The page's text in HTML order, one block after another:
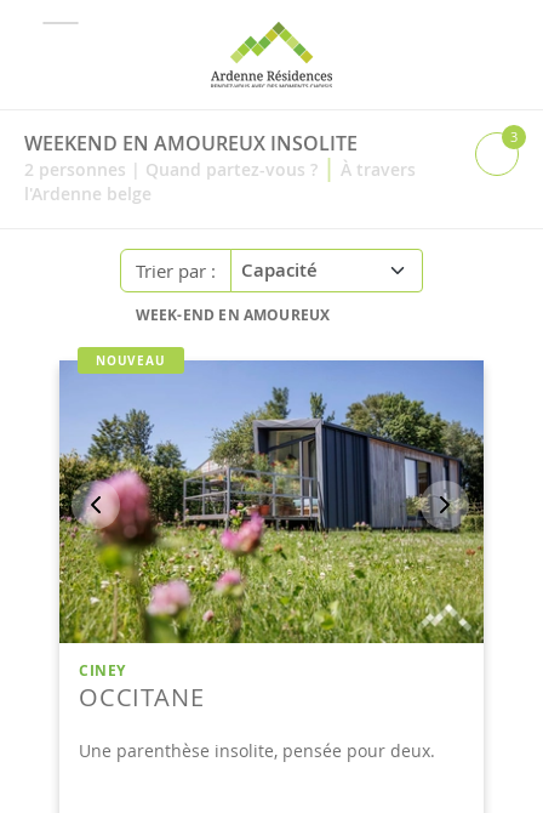
WEEKEND EN AMOUREUX INSOLITE
2 personnes | Quand partez-vous ? | À travers
l'Ardenne belge
3
Trier par :
WEEK-END EN AMOUREUX